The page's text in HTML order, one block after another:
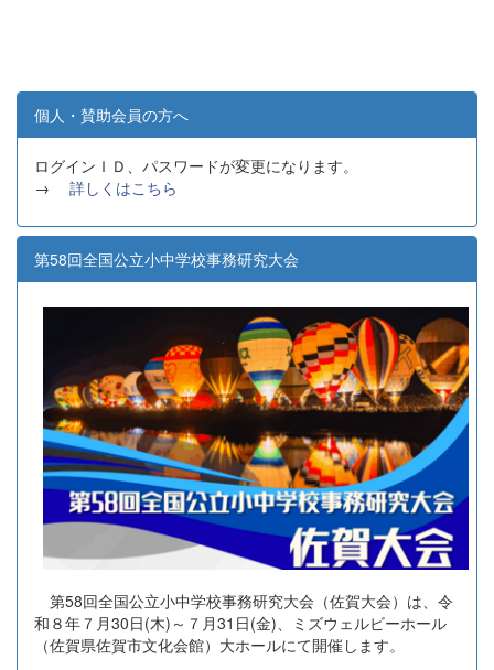
個人・賛助会員の方へ
ログインＩＤ、パスワードが変更になります。
→ 詳しくはこちら
第58回全国公立小中学校事務研究大会
第58回全国公立小中学校事務研究大会（佐賀大会）は、令
和８年７月30日(木)～７月31日(金)、ミズウェルビーホール
（佐賀県佐賀市文化会館）大ホールにて開催します。